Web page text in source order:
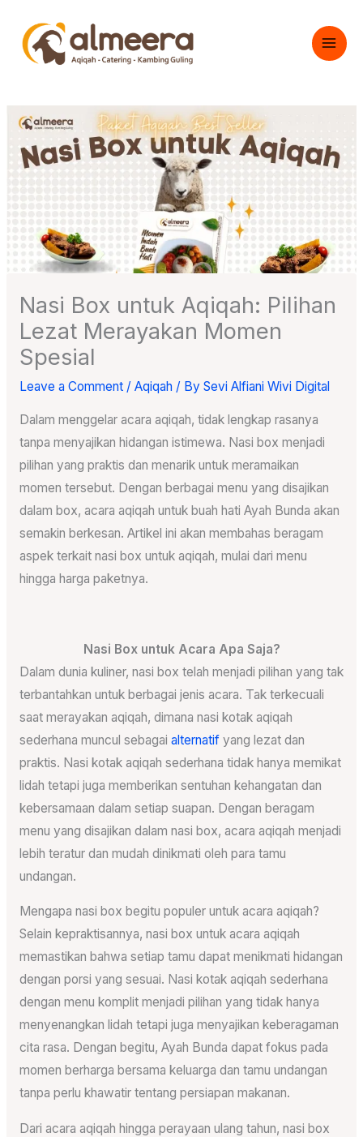
content
Nasi Box untuk Aqiqah: Pilihan
Lezat Merayakan Momen
Spesial
Leave a Comment / Aqiqah/ By Sevi Alfiani Wivi Digital
Dalam menggelar acara aqiqah, tidak lengkap rasanya
tanpa menyajikan hidangan istimewa. Nasi box menjadi
pilihan yang praktis dan menarik untuk meramaikan
momen tersebut. Dengan berbagai menu yang disajikan
dalam box, acara aqiqah untuk buah hati Ayah Bunda akan
semakin berkesan. Artikel ini akan membahas beragam
aspek terkait nasi box untuk aqiqah, mulai dari menu
hingga harga paketnya.
Nasi Box untuk Acara Apa Saja?
Dalam dunia kuliner, nasi box telah menjadi pilihan yang tak
terbantahkan untuk berbagai jenis acara. Tak terkecuali
saat merayakan aqiqah, dimana nasi kotak aqiqah
sederhana muncul sebagai alternatifyang lezat dan
praktis. Nasi kotak aqiqah sederhana tidak hanya memikat
lidah tetapi juga memberikan sentuhan kehangatan dan
kebersamaan dalam setiap suapan. Dengan beragam
menu yang disajikan dalam nasi box, acara aqiqah menjadi
lebih teratur dan mudah dinikmati oleh para tamu
undangan.
Mengapa nasi box begitu populer untuk acara aqiqah?
Selain kepraktisannya, nasi box untuk acara aqiqah
memastikan bahwa setiap tamu dapat menikmati hidangan
dengan porsi yang sesuai. Nasi kotak aqiqah sederhana
dengan menu komplit menjadi pilihan yang tidak hanya
menyenangkan lidah tetapi juga menyajikan keberagaman
cita rasa. Dengan begitu, Ayah Bunda dapat fokus pada
momen berharga bersama keluarga dan tamu undangan
tanpa perlu khawatir tentang persiapan makanan.
Dari acara aqiqah hingga perayaan ulang tahun, nasi box